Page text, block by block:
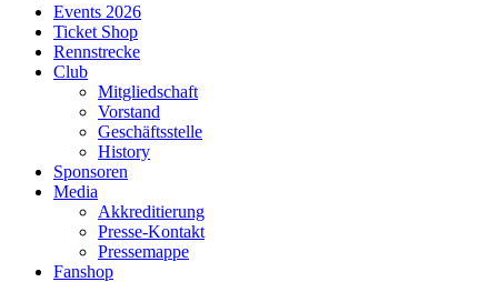
Events 2026
Ticket Shop
Rennstrecke
Club
Mitgliedschaft
Vorstand
Geschäftsstelle
History
Sponsoren
Media
Akkreditierung
Presse-Kontakt
Pressemappe
Fanshop